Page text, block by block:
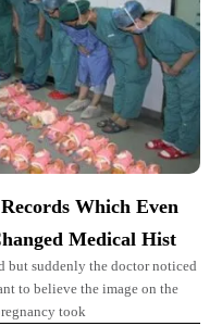
Which Even
Medical Hist
but suddenly the doctor noticed
to believe the image on the
took